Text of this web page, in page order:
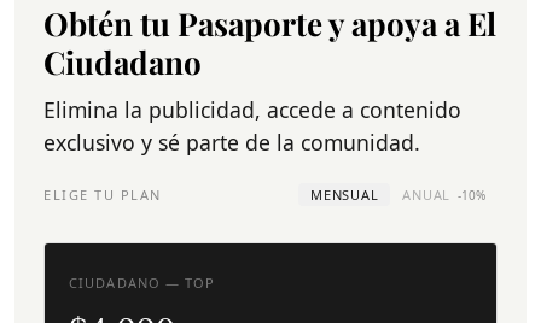
Obtén tu Pasaporte y apoya a El
Ciudadano
Elimina la publicidad, accede a contenido
exclusivo y sé parte de la comunidad.
ELIGE TU PLAN MENSUAL ANUAL -10%
CIUDADANO — TOP